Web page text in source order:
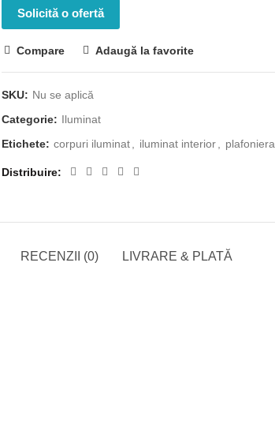
Solicită o ofertă
Compare Adaugă la favorite
SKU: Nu se aplică
Categorie: Iluminat
Etichete: corpuri iluminat iluminat interior plafoniera
Distribuire
RECENZII (0) LIVRARE & PLATĂ